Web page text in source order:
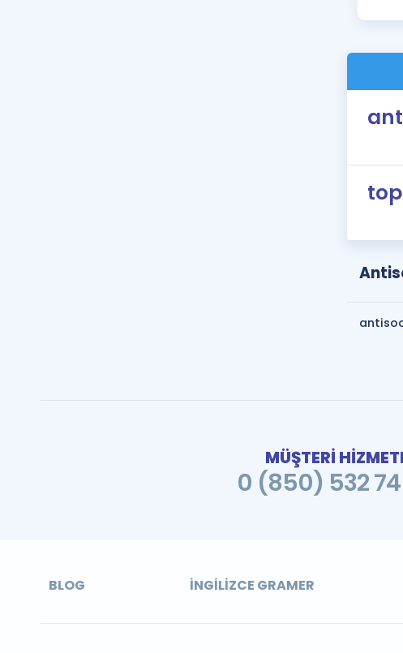
MÜŞTERİ
0 (850) 532
BLOG İNGILIZCE GRAMER